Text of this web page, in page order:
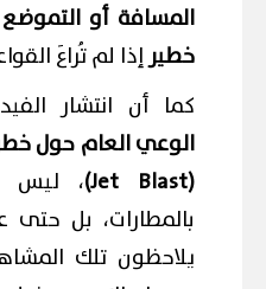
المسافة أو
خطيرإذا لم تُراعَ
كما أن انتشار
الوعي العام حول
(Jet Blast)
، ليس
بالمطارات، بل حتى
يلاحظون تلك